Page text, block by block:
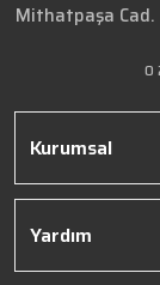
Mithatpaşa
0
Kurumsal
Yardım